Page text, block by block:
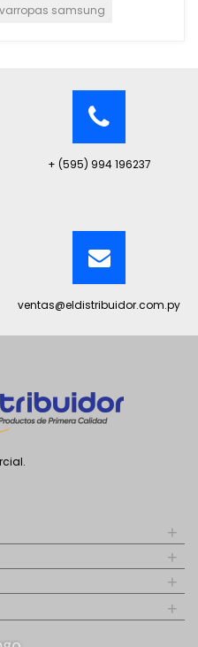
samsung
+ (595) 994 196237
ventas@eldistribuidor.com.py
+
+
+
+